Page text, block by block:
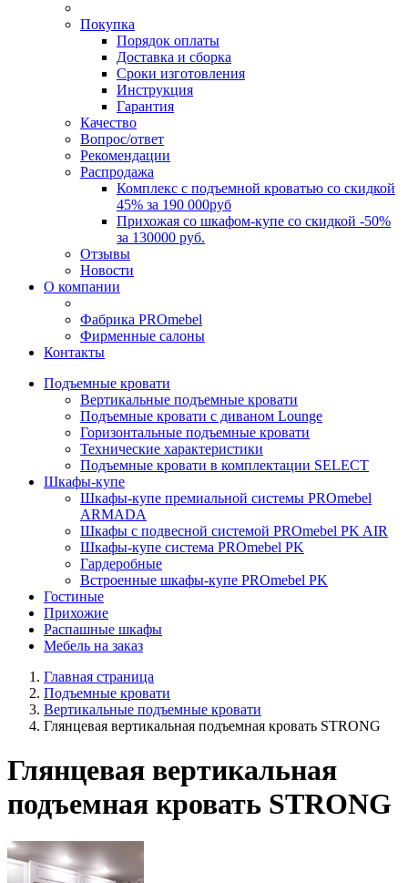
Покупка
Порядок оплаты
Доставка и сборка
Сроки изготовления
Инструкция
Гарантия
Качество
Вопрос/ответ
Рекомендации
Распродажа
Комплекс с подъемной кроватью со скидкой
45% за 190 000руб
Прихожая со шкафом-купе со скидкой -50%
за 130000 руб.
Отзывы
Новости
О компании
Фабрика PROmebel
Фирменные салоны
Контакты
Подъемные кровати
Вертикальные подъемные кровати
Подъемные кровати с диваном Lounge
Горизонтальные подъемные кровати
Технические характеристики
Подъемные кровати в комплектации SELECT
Шкафы-купе
Шкафы-купе премиальной системы PROmebel
ARMADA
Шкафы с подвесной системой PROmebel PK AIR
Шкафы-купе система PROmebel PK
Гардеробные
Встроенные шкафы-купе PROmebel PK
Гостиные
Прихожие
Распашные шкафы
Мебель на заказ
Главная страница
Подъемные кровати
Вертикальные подъемные кровати
Глянцевая вертикальная подъемная кровать STRONG
Глянцевая вертикальная
подъемная кровать STRONG